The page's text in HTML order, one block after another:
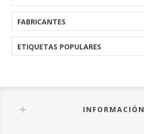
FABRICANTES
ETIQUETAS POPULARES
INFORMACIÓN